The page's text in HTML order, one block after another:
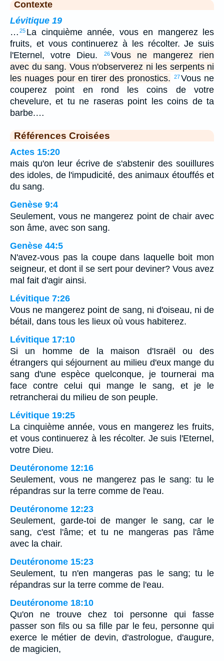
Contexte
Lévitique 19
… 25 La cinquième année, vous en mangerez les
fruits, et vous continuerez à les récolter. Je suis
l'Eternel, votre Dieu.
26Vous ne mangerez rien
avec du sang. Vous n'observerez ni les serpents ni
les nuages pour en tirer des pronostics.
27Vous ne
couperez point en rond les coins de votre
chevelure, et tu ne raseras point les coins de ta
barbe.…
Références Croisées
Actes 15:20
mais qu'on leur écrive de s'abstenir des souillures
des idoles, de l'impudicité, des animaux étouffés et
du sang.
Genèse 9:4
Seulement, vous ne mangerez point de chair avec
son âme, avec son sang.
Genèse 44:5
N'avez-vous pas la coupe dans laquelle boit mon
seigneur, et dont il se sert pour deviner? Vous avez
mal fait d'agir ainsi.
Lévitique 7:26
Vous ne mangerez point de sang, ni d'oiseau, ni de
bétail, dans tous les lieux où vous habiterez.
Lévitique 17:10
Si un homme de la maison d'Israël ou des
étrangers qui séjournent au milieu d'eux mange du
sang d'une espèce quelconque, je tournerai ma
face contre celui qui mange le sang, et je le
retrancherai du milieu de son peuple.
Lévitique 19:25
La cinquième année, vous en mangerez les fruits,
et vous continuerez à les récolter. Je suis l'Eternel,
votre Dieu.
Deutéronome 12:16
Seulement, vous ne mangerez pas le sang: tu le
répandras sur la terre comme de l'eau.
Deutéronome 12:23
Seulement, garde-toi de manger le sang, car le
sang, c'est l'âme; et tu ne mangeras pas l'âme
avec la chair.
Deutéronome 15:23
Seulement, tu n'en mangeras pas le sang; tu le
répandras sur la terre comme de l'eau.
Deutéronome 18:10
Qu'on ne trouve chez toi personne qui fasse
passer son fils ou sa fille par le feu, personne qui
exerce le métier de devin, d'astrologue, d'augure,
de magicien,